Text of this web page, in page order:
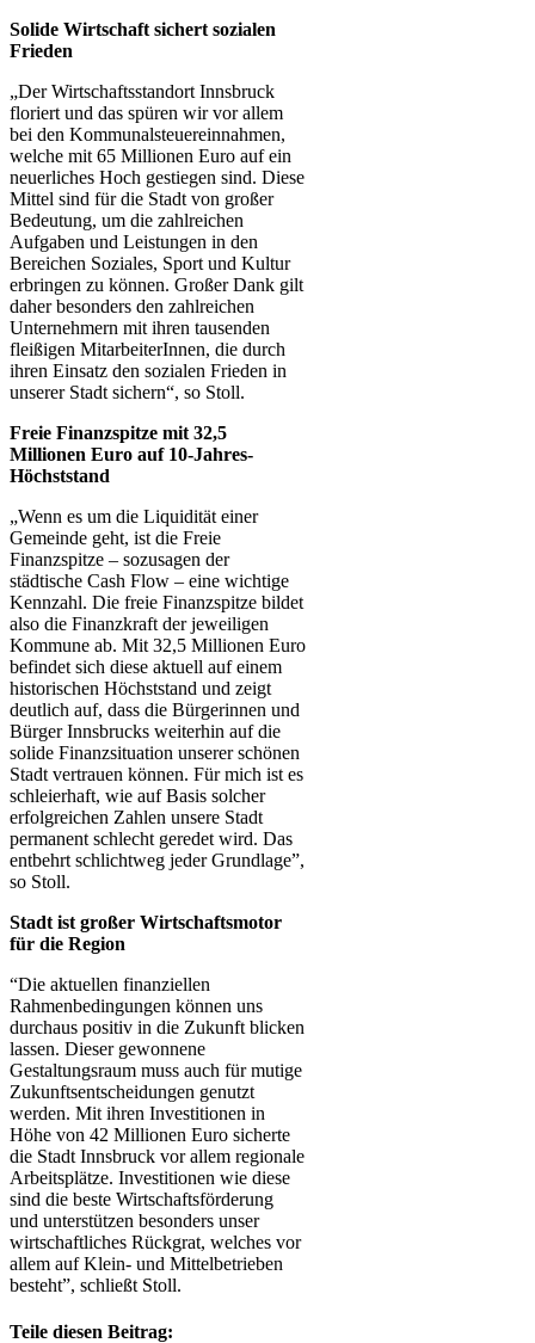
Solide Wirtschaft sichert sozialen
Frieden
„Der Wirtschaftsstandort Innsbruck
floriert und das spüren wir vor allem
bei den Kommunalsteuereinnahmen,
welche mit 65 Millionen Euro auf ein
neuerliches Hoch gestiegen sind. Diese
Mittel sind für die Stadt von großer
Bedeutung, um die zahlreichen
Aufgaben und Leistungen in den
Bereichen Soziales, Sport und Kultur
erbringen zu können. Großer Dank gilt
daher besonders den zahlreichen
Unternehmern mit ihren tausenden
fleißigen MitarbeiterInnen, die durch
ihren Einsatz den sozialen Frieden in
unserer Stadt sichern“, so Stoll.
Freie Finanzspitze mit 32,5
Millionen Euro auf 10-Jahres-
Höchststand
„Wenn es um die Liquidität einer
Gemeinde geht, ist die Freie
Finanzspitze – sozusagen der
städtische Cash Flow – eine wichtige
Kennzahl. Die freie Finanzspitze bildet
also die Finanzkraft der jeweiligen
Kommune ab. Mit 32,5 Millionen Euro
befindet sich diese aktuell auf einem
historischen Höchststand und zeigt
deutlich auf, dass die Bürgerinnen und
Bürger Innsbrucks weiterhin auf die
solide Finanzsituation unserer schönen
Stadt vertrauen können. Für mich ist es
schleierhaft, wie auf Basis solcher
erfolgreichen Zahlen unsere Stadt
permanent schlecht geredet wird. Das
entbehrt schlichtweg jeder Grundlage”,
so Stoll.
Stadt ist großer Wirtschaftsmotor
für die Region
“Die aktuellen finanziellen
Rahmenbedingungen können uns
durchaus positiv in die Zukunft blicken
lassen. Dieser gewonnene
Gestaltungsraum muss auch für mutige
Zukunftsentscheidungen genutzt
werden. Mit ihren Investitionen in
Höhe von 42 Millionen Euro sicherte
die Stadt Innsbruck vor allem regionale
Arbeitsplätze. Investitionen wie diese
sind die beste Wirtschaftsförderung
und unterstützen besonders unser
wirtschaftliches Rückgrat, welches vor
allem auf Klein- und Mittelbetrieben
besteht”, schließt Stoll.
Teile diesen Beitrag: